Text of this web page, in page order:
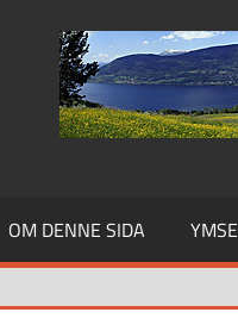
OM DENNE SIDA YMSE